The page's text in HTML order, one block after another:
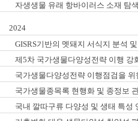
자생생물 유래 항바이러스 소재 탐
2024
GISRS기반의 멧돼지 서식지 분석
제5차 국가생물다양성전략 이행 강
및 이행 방안 연구
국가생물다양성전략 이행점검을
도)
국가생물종목록 현행화 및 종정보
국내 깔따구류 다양성 및 생태 특성